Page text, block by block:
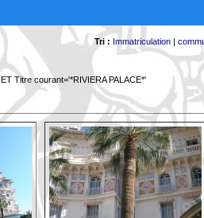
Tri : Immatriculation|
ET Titre courant='*RIVIERA PALACE*'